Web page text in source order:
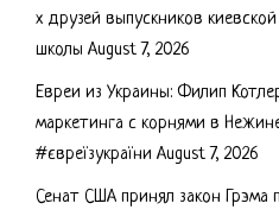
х друзей выпускников
школы August 7, 2026
Евреи из Украины: Филип
маркетинга с корнями в
#євреїзукраїни August 7, 2026
Сенат США принял закон